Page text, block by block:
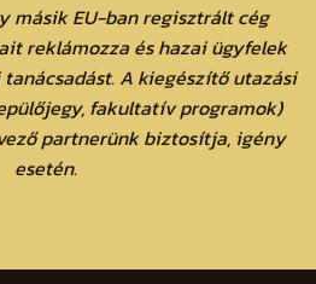
másik EU-ban regisztrált cég
reklámozza és hazai ügyfelek
A kiegészítő utazási
fakultatív programok)
partnerünk biztosítja, igény
esetén.